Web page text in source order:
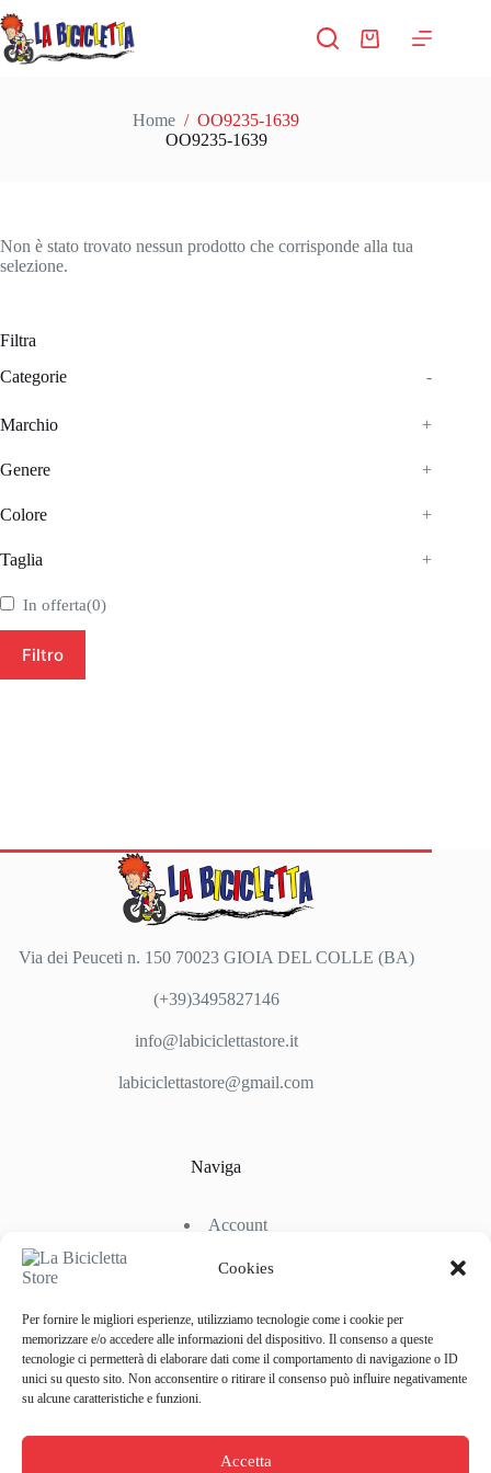
Cookies
Per fornire le migliori esperienze, utilizziamo tecnologie come i cookie per
memorizzare e/o accedere alle informazioni del dispositivo. Il consenso a queste
tecnologie ci permetterà di elaborare dati come il comportamento di navigazione o ID
unici su questo sito. Non acconsentire o ritirare il consenso può influire negativamente
su alcune caratteristiche e funzioni.
Accetta
al
contenuto
Carrello
Home / OO9235-1639
OO9235-1639
Non è stato trovato nessun prodotto che corrisponde alla tua
selezione.
Filtra
Categorie
-
Marchio +
Genere +
Colore +
Taglia +
In offerta(0)
Filtro
Via dei Peuceti n. 150 70023 GIOIA DEL COLLE (BA)
(+39)3495827146
info@labiciclettastore.it
labiciclettastore@gmail.com
Naviga
Account
Chi Siamo
Link Utili
Politiche di Reso